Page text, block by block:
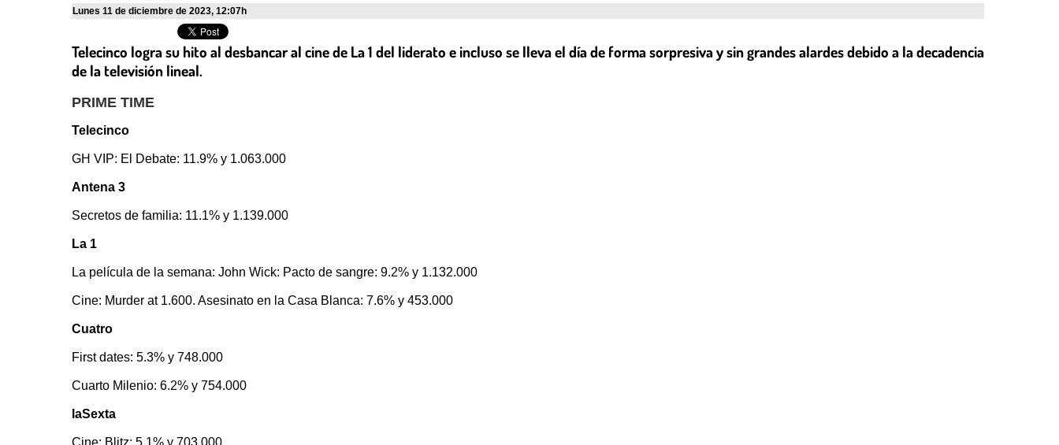
lunes 11 de diciembre de 2023, 12:07h
Telecinco logra su hito al desbancar al cine de La 1 del liderato e incluso se lleva el día de forma sorpresiva y sin grandes alardes debido a la decadencia
de la televisión lineal.
PRIME TIME
Telecinco
GH VIP: El Debate: 11.9% y 1.063.000
Antena 3
Secretos de familia: 11.1% y 1.139.000
La 1
La película de la semana: John Wick: Pacto de sangre: 9.2% y 1.132.000
Cine: Murder at 1.600. Asesinato en la Casa Blanca: 7.6% y 453.000
Cuatro
First dates: 5.3% y 748.000
Cuarto Milenio: 6.2% y 754.000
laSexta
Cine: Blitz: 5.1% y 703.000